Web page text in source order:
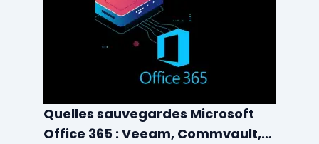
Quelles sauvegardes Microsoft
Office 365 : Veeam, Commvault,